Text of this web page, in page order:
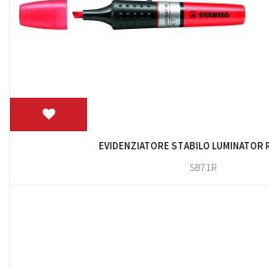
EVIDENZIATORE STABILO LUMINATOR
SB71R